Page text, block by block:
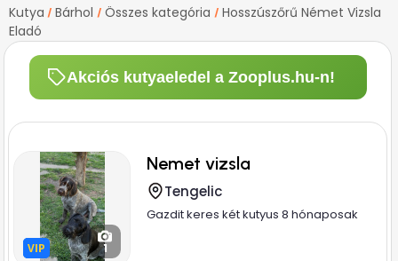
Kutya / Bárhol / Összes kategória / Hosszúszőrű Német Vizsla
Eladó
Akciós kutyaeledel a Zooplus.hu-n!
VIP
VIP 1
Nemet vizsla
Tengelic
Gazdit keres két kutyus 8 hónaposak